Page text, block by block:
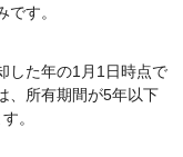
す。
した年の1月1日時点で
、所有期間が5年以下
。